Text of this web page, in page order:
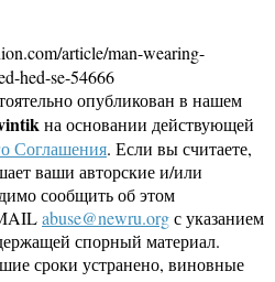
article/man-wearing-
hed-se-54666
опубликован в нашем
на основании действующей
Соглашения. Если вы считаете,
ваши авторские и/или
сообщить об этом
abuse@newru.orgс указанием
спорный материал.
сроки устранено, виновные